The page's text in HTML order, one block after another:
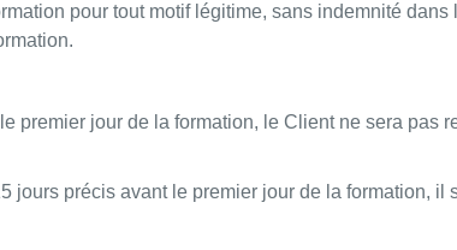
pour tout motif légitime, sans indemnité
premier jour de la formation, le Client ne sera pas
précis avant le premier jour de la formation, il